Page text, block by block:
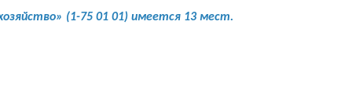
(1-75 01 01) имеется 13 мест.